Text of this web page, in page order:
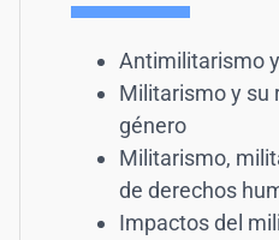
Antimilitarismo
Militarismo y su
género
Militarismo,
de derechos
Impactos del